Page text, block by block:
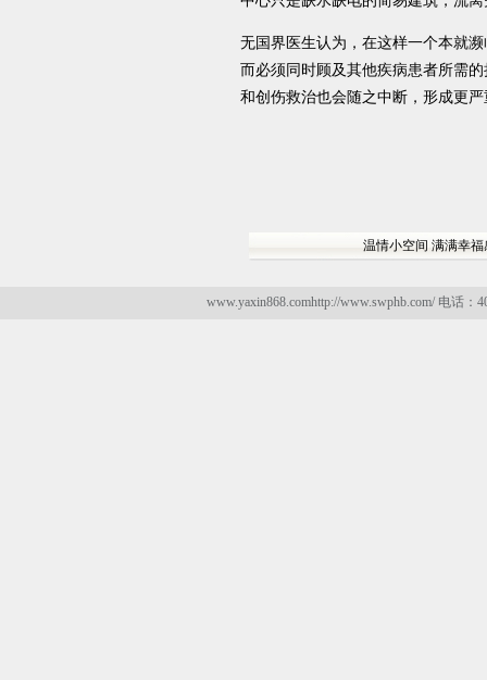
无国界医生认为，在这样一个本就
而必须同时顾及其他疾病患者所需
和创伤救治也会随之中断，形成更
温情小空间 满满幸福
www.yaxin868.comhttp://www.swphb.com/ 电话